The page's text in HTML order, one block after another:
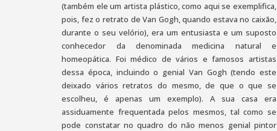
(também ele um artista plástico, como aqui se exemplifica,
pois, fez o retrato de Van Gogh, quando estava no caixão,
durante o seu velório), era um entusiasta e um suposto
conhecedor da denominada medicina natural e
homeopática. Foi médico de vários e famosos artistas
dessa época, incluindo o genial Van Gogh (tendo este
deixado vários retratos do mesmo, de que o que se
escolheu, é apenas um exemplo). A sua casa era
assiduamente frequentada pelos mesmos, tal como se
pode constatar no quadro do não menos genial pintor